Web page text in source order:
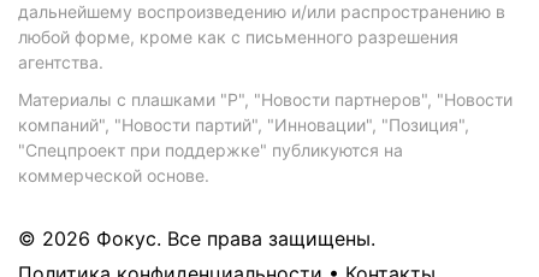
дальнейшему воспроизведению и/или распространению в
любой форме, кроме как с письменного разрешения
агентства.
Материалы с плашками "Р", "Новости партнеров", "Новости
компаний", "Новости партий", "Инновации", "Позиция",
"Спецпроект при поддержке" публикуются на
коммерческой основе.
© 2026 Фокус. Все права защищены.